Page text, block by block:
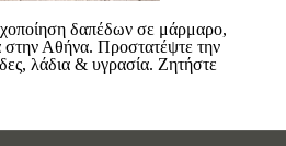
δαπέδων σε μάρμαρο,
στην Αθήνα. Προστατέψτε την
λάδια & υγρασία. Ζητήστε